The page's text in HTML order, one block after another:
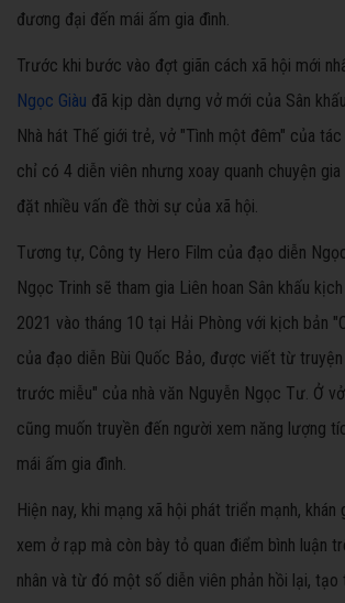
đương đại đến mái ấm gia đình.
Trước khi bước vào đợt giãn cách xã hội mới
Ngọc Giàu đã kịp dàn dựng vở mới của Sân
Nhà hát Thế giới trẻ, vở "Tình một đêm" của
chỉ có 4 diễn viên nhưng xoay quanh chuyện gia
đặt nhiều vấn đề thời sự của xã hội.
Tương tự, Công ty Hero Film của đạo diễn
Ngọc Trinh sẽ tham gia Liên hoan Sân khấu
2021 vào tháng 10 tại Hải Phòng với kịch bản
của đạo diễn Bùi Quốc Bảo, được viết từ
trước miễu" của nhà văn Nguyễn Ngọc Tư. Ở
cũng muốn truyền đến người xem năng lượng
mái ấm gia đình.
Hiện nay, khi mạng xã hội phát triển mạnh,
xem ở rạp mà còn bày tỏ quan điểm bình luận
nhân và từ đó một số diễn viên phản hồi lại, tạo